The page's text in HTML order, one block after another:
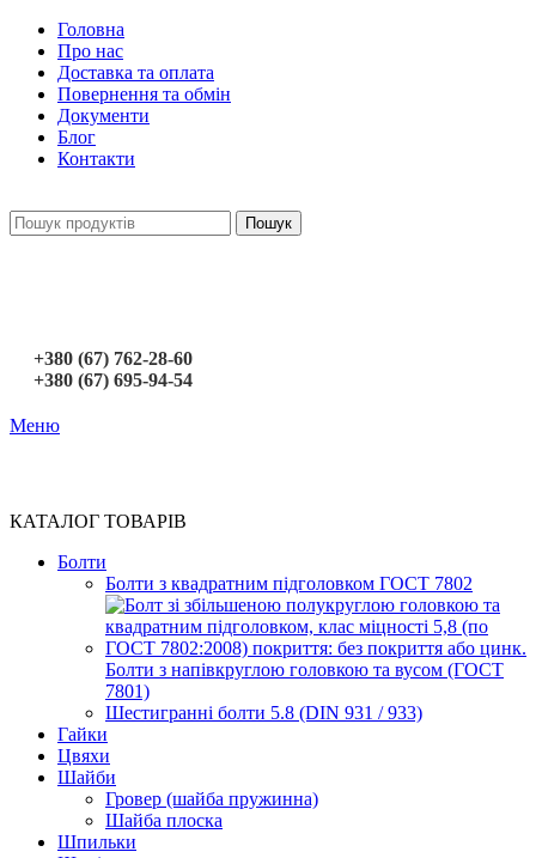
Головна
Про нас
Доставка та оплата
Повернення та обмін
Документи
Блог
Контакти
Пошук
+380 (67) 762-28-60
+380 (67) 695-94-54
Меню
КАТАЛОГ ТОВАРІВ
Болти
Болти з квадратним підголовком ГОСТ 7802
Болти з напівкруглою головкою та вусом (ГОСТ
7801)
Шестигранні болти 5.8 (DIN 931 / 933)
Гайки
Цвяхи
Шайби
Гровер (шайба пружинна)
Шайба плоска
Шпильки